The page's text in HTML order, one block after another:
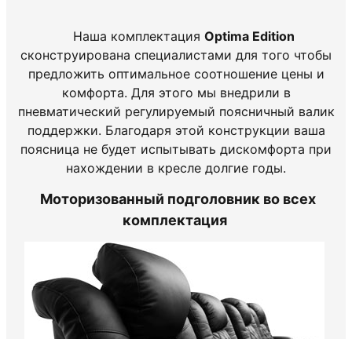
Наша комплектация Optima Edition
сконструирована специалистами для того чтобы
предложить оптимальное соотношение цены и
комфорта. Для этого мы внедрили в
пневматический регулируемый поясничный валик
поддержки. Благодаря этой конструкции ваша
поясница не будет испытывать дискомфорта при
нахождении в кресле долгие годы.
Моторизованный подголовник во всех
комплектация